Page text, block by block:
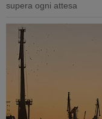
supera ogni attesa